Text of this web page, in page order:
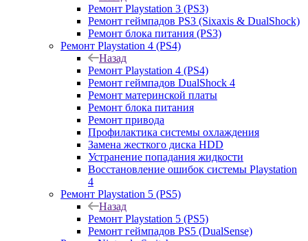
Ремонт Playstation 3 (PS3)
Ремонт геймпадов PS3 (Sixaxis & DualShock)
Ремонт блока питания (PS3)
Ремонт Playstation 4 (PS4)
Назад
Ремонт Playstation 4 (PS4)
Ремонт геймпадов DualShock 4
Ремонт материнской платы
Ремонт блока питания
Ремонт привода
Профилактика системы охлаждения
Замена жесткого диска HDD
Устранение попадания жидкости
Восстановление ошибок системы Playstation
4
Ремонт Playstation 5 (PS5)
Назад
Ремонт Playstation 5 (PS5)
Ремонт геймпадов PS5 (DualSense)